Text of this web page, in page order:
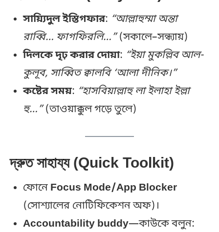
সায়্যিদুল ইস্তিগফার: “আল্লাহুম্মা অন্তা
রাব্বি… ফাগফিরলি…”(সকালে–সন্ধ্যায়)
দিলকে দৃঢ় করার দোয়া: “ইয়া মুকল্লিব আল-
কুলূব, সাব্বিত ক্বালবি ‘আলা দীনিক।”
কষ্টের সময়: “হাসবিয়াল্লাহু লা ইলাহা ইল্লা
হু…”(তাওয়াক্কুল গড়ে তুলে)
দ্রুত সাহায্য (Quick Toolkit)
ফোনে Focus Mode/App Blocker
(সোশ্যালের নোটিফিকেশন অফ)।
Accountability buddy—কাউকে বলুন: